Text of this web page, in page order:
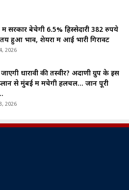
सरकार बेचेगी 6.5% हिस्सेदारी 382 रुपये
तय हुआ भाव, शेयरों में आई भारी गिरावट
2026
धारावी की तस्वीर? अदाणी ग्रुप के इस
प्लान से मुंबई में मचेगी हलचल… जानें पूरी
2026